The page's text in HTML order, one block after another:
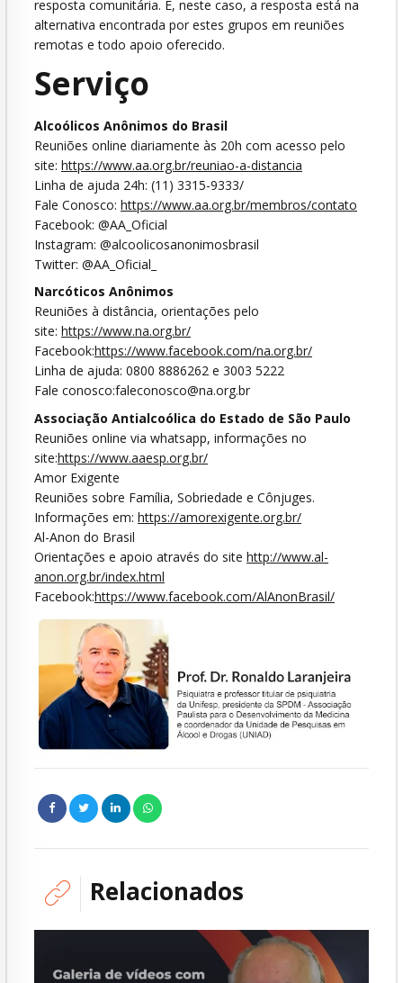
resposta comunitária. E, neste caso, a resposta está na
alternativa encontrada por estes grupos em reuniões
remotas e todo apoio oferecido.
Serviço
Alcoólicos Anônimos do Brasil
Reuniões online diariamente às 20h com acesso pelo
site: https://www.aa.org.br/reuniao-a-distancia
Linha de ajuda 24h: (11) 3315-9333/
Fale Conosco: https://www.aa.org.br/membros/contato
Facebook: @AA_Oficial
Instagram: @alcoolicosanonimosbrasil
Twitter: @AA_Oficial_
Narcóticos Anônimos
Reuniões à distância, orientações pelo
site: https://www.na.org.br/
Facebook:https://www.facebook.com/na.org.br/
Linha de ajuda: 0800 8886262 e 3003 5222
Fale conosco:faleconosco@na.org.br
Associação Antialcoólica do Estado de São Paulo
Reuniões online via whatsapp, informações no
site:https://www.aaesp.org.br/
Amor Exigente
Reuniões sobre Família, Sobriedade e Cônjuges.
Informações em: https://amorexigente.org.br/
Al-Anon do Brasil
Orientações e apoio através do site http://www.al-
anon.org.br/index.html
Facebook:https://www.facebook.com/AlAnonBrasil/
Relacionados